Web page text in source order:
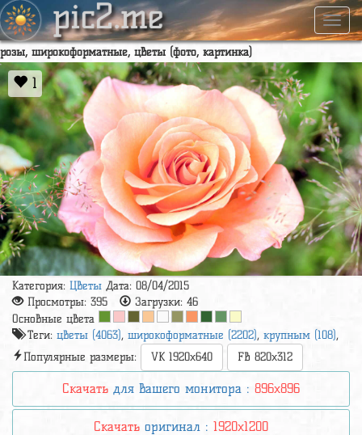
pic2.me
розы, широкоформатные, цветы (фото, картинка)
1
Категория: Цветы Дата: 08/04/2015
Просмотры: 395 Загрузки: 46
Основные цвета
Теги: цветы (4063), широкоформатные (2202), крупным (108),
Популярные размеры:
VK 1920x640 FB 820x312
Скачать для вашего монитора : 896x896
Скачать оригинал : 1920x1200